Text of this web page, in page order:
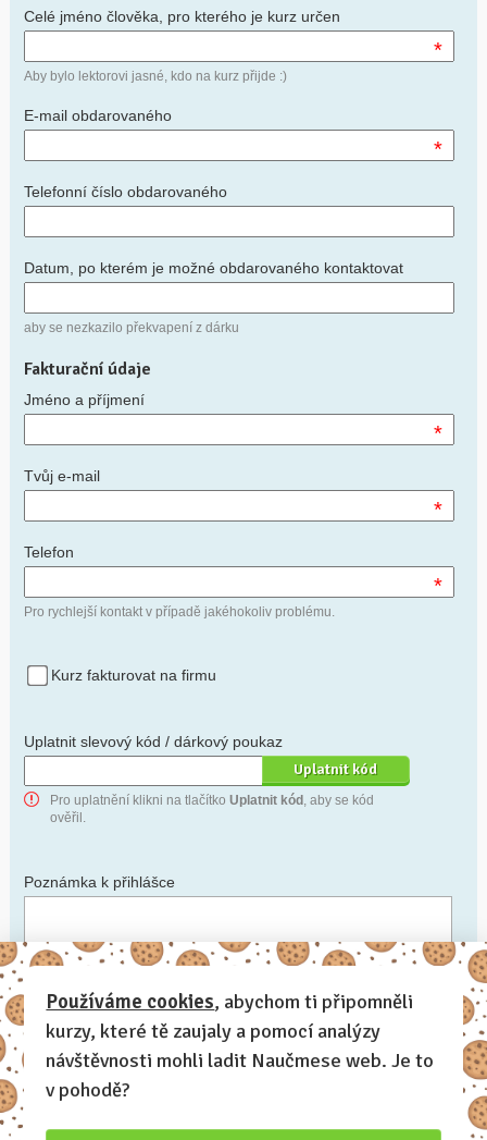
Celé jméno člověka, pro kterého je kurz určen
*
Aby bylo lektorovi jasné, kdo na kurz přijde :)
E-mail obdarovaného
*
Telefonní číslo obdarovaného
Datum, po kterém je možné obdarovaného kontaktovat
aby se nezkazilo překvapení z dárku
Fakturační údaje
Jméno a příjmení
*
Tvůj e-mail
*
Telefon
*
Pro rychlejší kontakt v případě jakéhokoliv problému.
Kurz fakturovat na firmu
Uplatnit slevový kód / dárkový poukaz
Pro uplatnění klikni na tlačítko Uplatnit kód , aby se kód
ověřil.
Poznámka k přihlášce
Chceš-li se na cokoli zeptat, nebo ke své přihlášce poznamenat.
Anonymní profil – odesláním přihlášky se automaticky
vytvoří tvůj profil na Naučmese. Zatrhni tuto volbu a profil
bude skrytý.
Chci dostávat Naučmese newsletter
Používáme cookies, abychom ti připomněli
kurzy, které tě zaujaly a pomocí analýzy
návštěvnosti mohli ladit Naučmese web. Je to
v pohodě?